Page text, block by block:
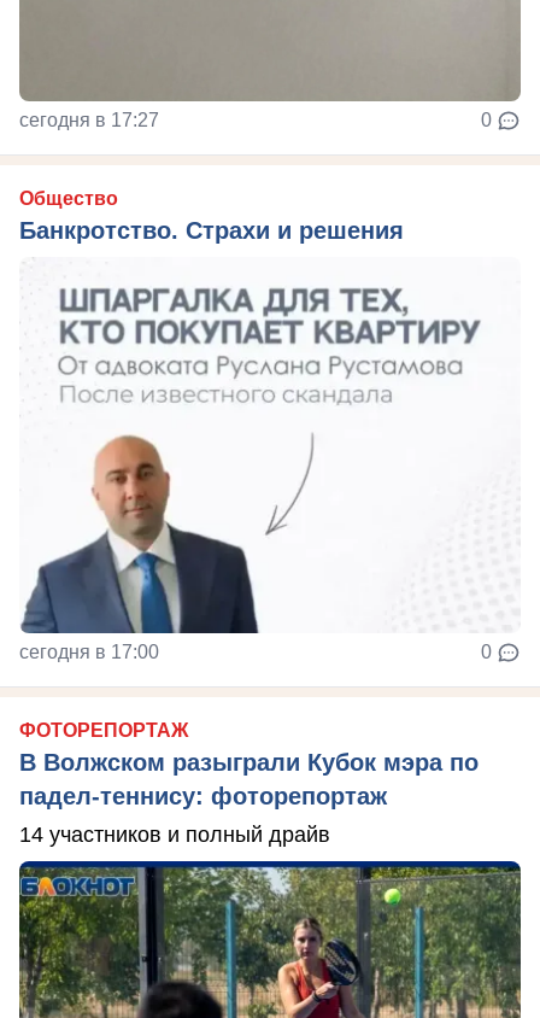
сегодня в 17:27 0
Общество
Банкротство. Страхи и решения
сегодня в 17:00 0
ФОТОРЕПОРТАЖ
В Волжском разыграли Кубок мэра по
падел-теннису: фоторепортаж
14 участников и полный драйв